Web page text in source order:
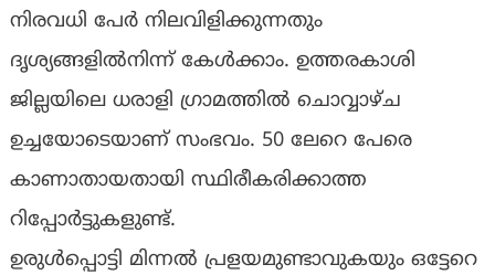
നിരവധി പേര്‍ നിലവിളിക്കുന്നതും
ദൃശ്യങ്ങളില്‍നിന്ന് കേള്‍ക്കാം. ഉത്തരകാശി
ജില്ലയിലെ ധരാളി ഗ്രാമത്തില്‍ ചൊവ്വാഴ്ച
ഉച്ചയോടെയാണ് സംഭവം. 50 ലേറെ പേരെ
കാണാതായതായി സ്ഥിരീകരിക്കാത്ത
റിപ്പോര്‍ട്ടുകളുണ്ട്‌.
ഉരുള്‍പ്പൊട്ടി മിന്നല്‍ പ്രളയമുണ്ടാവുകയും ഒട്ടേറെ